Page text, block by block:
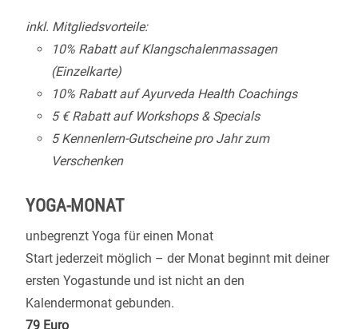
inkl. Mitgliedsvorteile:
10% Rabatt auf Klangschalenmassagen
(Einzelkarte)
10% Rabatt auf Ayurveda Health Coachings
5 € Rabatt auf Workshops & Specials
5 Kennenlern-Gutscheine pro Jahr zum
Verschenken
YOGA-MONAT
unbegrenzt Yoga für einen Monat
Start jederzeit möglich – der Monat beginnt mit deiner
ersten Yogastunde und ist nicht an den
Kalendermonat gebunden.
79 Euro